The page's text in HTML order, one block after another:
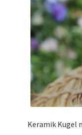
Keramik Kugel